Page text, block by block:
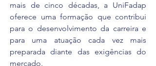
mais de cinco décadas, a UniFadap
oferece uma formação que contribui
para o desenvolvimento da carreira e
para uma atuação cada vez mais
preparada diante das exigências do
mercado.